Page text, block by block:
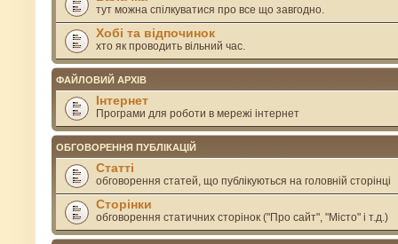
тут можна спілкуватися про все що завгодно.
Хобі та відпочинок
хто як проводить вільний час.
ФАЙЛОВИЙ АРХІВ
Інтернет
Програми для роботи в мережі інтернет
ОБГОВОРЕННЯ ПУБЛІКАЦІЙ
Статті
обговорення статей, що публікуються на головній сторінці
Сторінки
обговорення статичних сторінок ("Про сайт", "Місто" і т.д.)